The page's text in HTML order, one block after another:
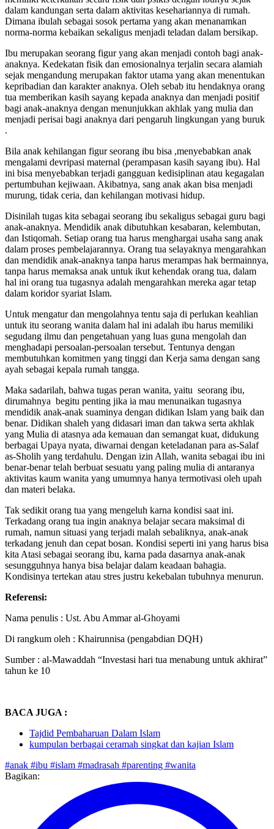
dalam kandungan serta dalam aktivitas kesehariannya di rumah.
Dimana ibulah sebagai sosok pertama yang akan menanamkan
norma-norma kebaikan sekaligus menjadi teladan dalam bersikap.
Ibu merupakan seorang figur yang akan menjadi contoh bagi anak-
anaknya. Kedekatan fisik dan emosionalnya terjalin secara alamiah
sejak mengandung merupakan faktor utama yang akan menentukan
kepribadian dan karakter anaknya. Oleh sebab itu hendaknya orang
tua memberikan kasih sayang kepada anaknya dan menjadi positif
bagi anak-anaknya dengan menunjukkan akhlak yang mulia dan
menjadi perisai bagi anaknya dari pengaruh lingkungan yang buruk
.
Bila anak kehilangan figur seorang ibu bisa ,menyebabkan anak
mengalami devripasi maternal (perampasan kasih sayang ibu). Hal
ini bisa menyebabkan terjadi gangguan kedisiplinan atau kegagalan
pertumbuhan kejiwaan. Akibatnya, sang anak akan bisa menjadi
murung, tidak ceria, dan kehilangan motivasi hidup.
Disinilah tugas kita sebagai seorang ibu sekaligus sebagai guru bagi
anak-anaknya. Mendidik anak dibutuhkan kesabaran, kelembutan,
dan Istiqomah. Setiap orang tua harus menghargai usaha sang anak
dalam proses pembelajarannya. Orang tua selayaknya mengarahkan
dan mendidik anak-anaknya tanpa harus merampas hak bermainnya,
tanpa harus memaksa anak untuk ikut kehendak orang tua, dalam
hal ini orang tua tugasnya adalah mengarahkan mereka agar tetap
dalam koridor syariat Islam.
Untuk mengatur dan mengolahnya tentu saja di perlukan keahlian
untuk itu seorang wanita dalam hal ini adalah ibu harus memiliki
segudang ilmu dan pengetahuan yang luas guna mengolah dan
menghadapi persoalan-persoalan tersebut. Tentunya dengan
membutuhkan komitmen yang tinggi dan Kerja sama dengan sang
ayah sebagai kepala rumah tangga.
Maka sadarilah, bahwa tugas peran wanita, yaitu seorang ibu,
dirumahnya begitu penting jika ia mau menunaikan tugasnya
mendidik anak-anak suaminya dengan didikan Islam yang baik dan
benar. Didikan shaleh yang didasari iman dan takwa serta akhlak
yang Mulia di atasnya ada kemauan dan semangat kuat, didukung
berbagai Upaya nyata, diwarnai dengan keteladanan para as-Salaf
as-Sholih yang terdahulu. Dengan izin Allah, wanita sebagai ibu ini
benar-benar telah berbuat sesuatu yang paling mulia di antaranya
aktivitas kaum wanita yang umumnya hanya termotivasi oleh upah
dan materi belaka.
Tak sedikit orang tua yang mengeluh karna kondisi saat ini.
Terkadang orang tua ingin anaknya belajar secara maksimal di
rumah, namun situasi yang terjadi malah sebaliknya, anak-anak
terkadang jenuh dan cepat bosan. Kondisi seperti ini yang harus bisa
kita Atasi sebagai seorang ibu, karna pada dasarnya anak-anak
sesungguhnya hanya bisa belajar dalam keadaan bahagia.
Kondisinya tertekan atau stres justru kekebalan tubuhnya menurun.
Referensi:
Nama penulis : Ust. Abu Ammar al-Ghoyami
Di rangkum oleh : Khairunnisa (pengabdian DQH)
Sumber : al-Mawaddah “Investasi hari tua menabung untuk akhirat”
tahun ke 10
BACA JUGA :
Tajdid Pembaharuan Dalam Islam
kumpulan berbagai ceramah singkat dan kajian Islam
#anak #ibu #islam #madrasah #parenting #wanita
Bagikan: